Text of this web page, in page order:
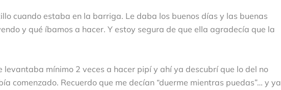
cuando estaba en la barriga. Le daba los buenos días y las buenas
y qué íbamos a hacer. Y estoy segura de que ella agradecía que la
levantaba mínimo 2 veces a hacer pipí y ahí ya descubrí que lo del no
comenzado. Recuerdo que me decían “duerme mientras puedas”… y ya